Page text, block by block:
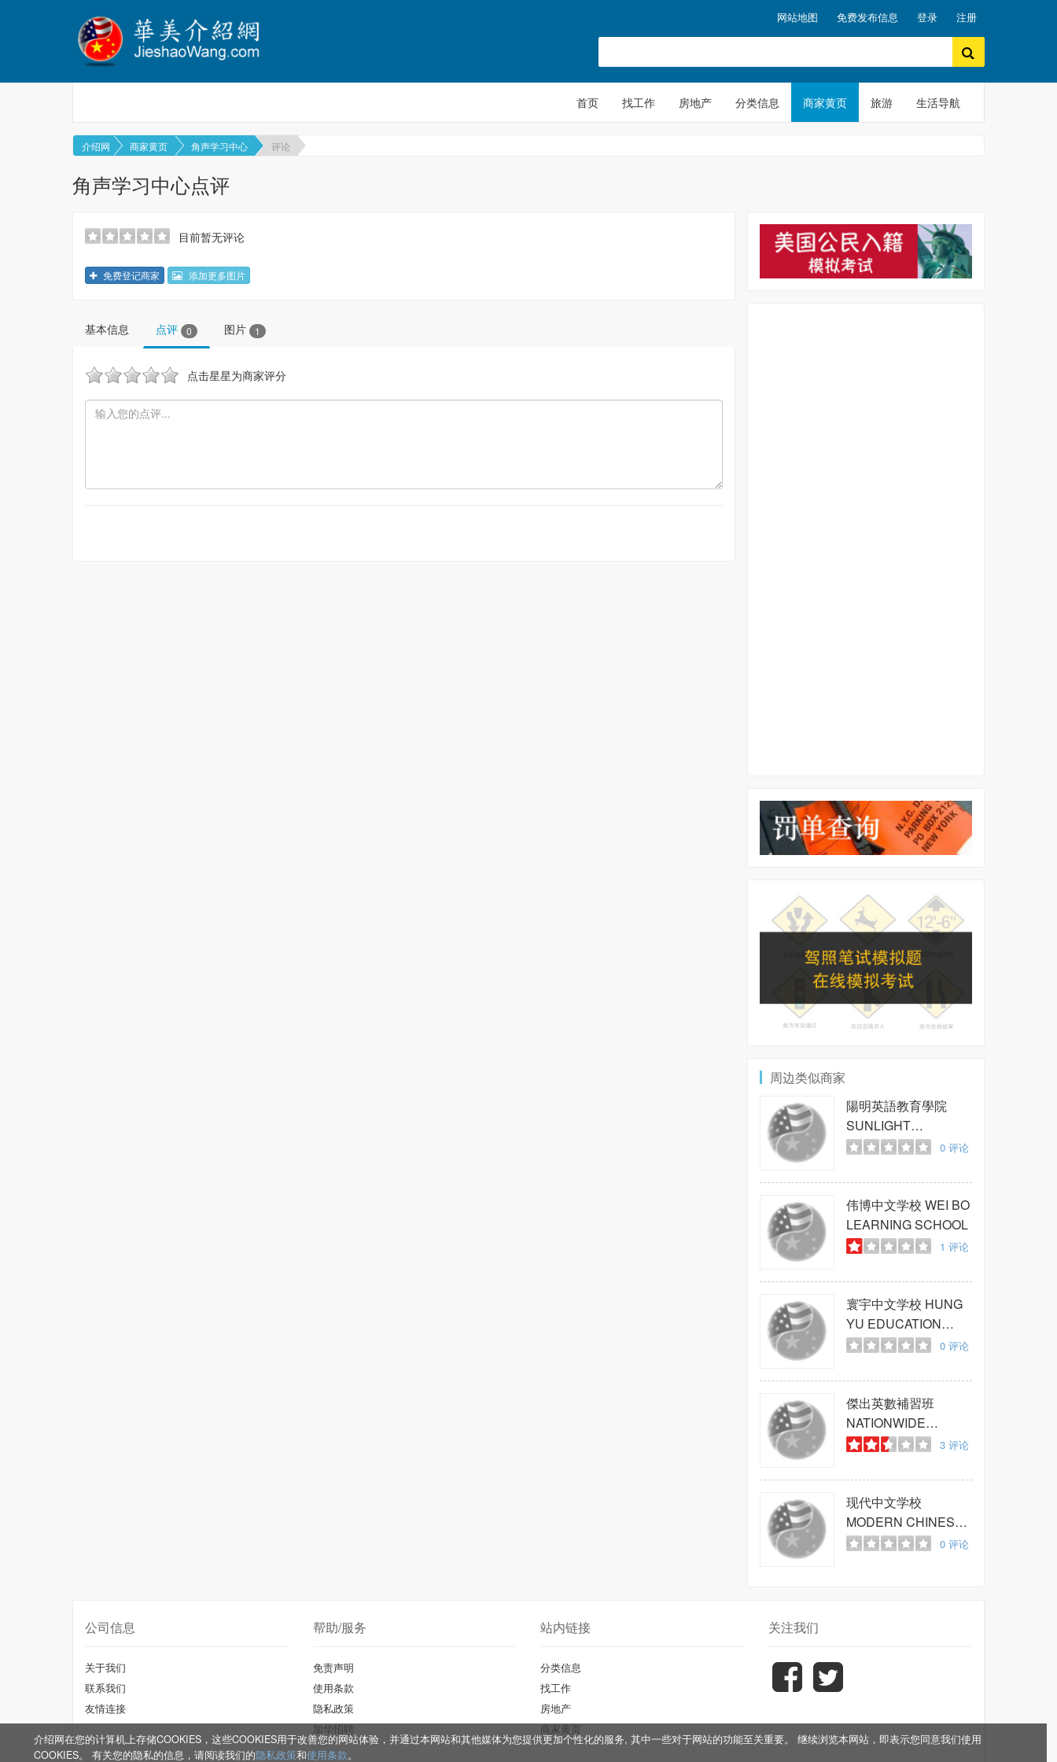
网站地图 免费发布信息 登录 注册
首页 找工作 房地产 分类信息 商家黄页 旅游 生活导航
介绍网 商家黄页 角声学习中心 评论
角声学习中心点评
目前暂无评论
免费登记商家 添加更多图片
基本信息 点评 0 图片 1
点击星星为商家评分
周边类似商家
陽明英語教育學院
SUNLIGHT
LANGUAGE
0 评论
伟博中文学校 WEI BO
LEARNING SCHOOL
1 评论
寰宇中文学校 HUNG
YU EDUCATION
CENTER
0 评论
傑出英數補習班
NATIONWIDE
MASTER LEARNING
3 评论
现代中文学校
MODERN CHINESE
SCHOOL
0 评论
介绍网在您的计算机上存储COOKIES，这些COOKIES用于改善您的网站体验，并通过本网站和其他媒体为您提供更加个性化的服务, 其中一些对于网站的功能至关重要。 继续浏览本网站，即表示您同意我们使用
COOKIES。 有关您的隐私的信息，请阅读我们的隐私政策和使用条款。
公司信息
关于我们
联系我们
友情连接
帮助/服务
免责声明
使用条款
隐私政策
加华招聘
站内链接
分类信息
找工作
房地产
商家黄页
关注我们